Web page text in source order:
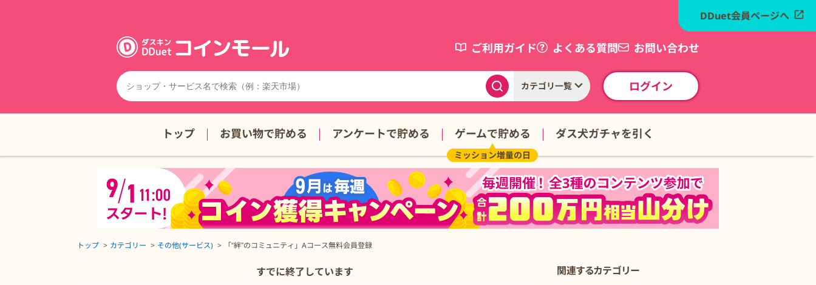
ご利用ガイド よくある質問 お問い合わせ
カテゴリ一覧 ログイン
DDuet会員ページへ
トップ お買い物で貯める アンケートで貯める ゲームで貯める
ミッション増量の日
ダス犬ガチャを引く
トップ カテゴリー その他(サービス) 「“絆”のコミュニティ」Aコース無料会員登録
「“絆”のコミュニティ」Aコース無料会員登録の詳細すでに終了しています 関連するカテゴリー